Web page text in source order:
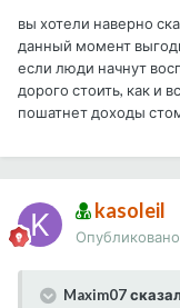
вы хотели наверно
данный момент
если люди начнут
дорого стоить, как и
пошатнет доходы
kasoleil
Опубликовано
Maxim07